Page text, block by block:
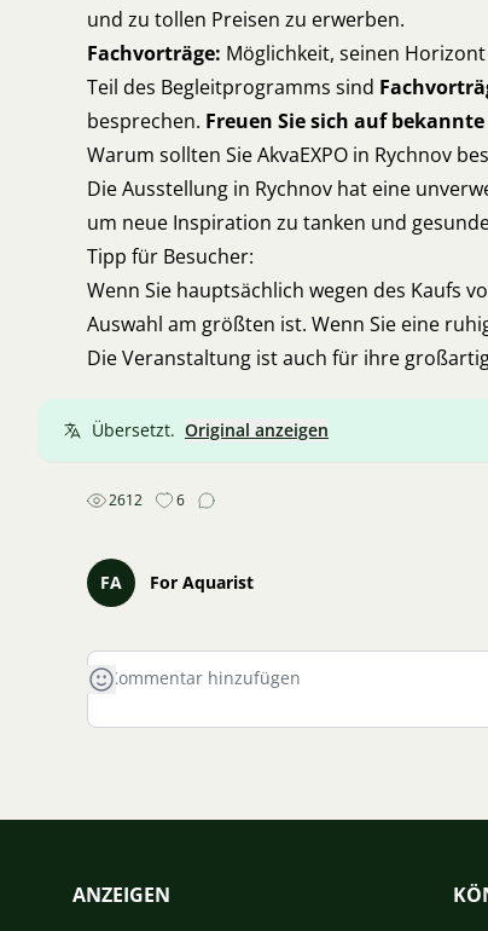
und zu tollen Preisen zu erwerben.
Fachvorträge: Möglichkeit, seinen
Teil des Begleitprogramms sind
besprechen. Freuen Sie sich auf
Warum sollten Sie AkvaEXPO in Rychnov
Die Ausstellung in Rychnov hat eine
um neue Inspiration zu tanken und
Tipp für Besucher:
Wenn Sie hauptsächlich wegen des Kaufs
Auswahl am größten ist. Wenn Sie eine
Die Veranstaltung ist auch für ihre
Übersetzt. Original anzeigen
2612 6
FA For Aquarist
ANZEIGEN